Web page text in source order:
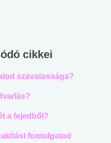
cikkei
szavatossága?
a fejedből?
fontolgatod